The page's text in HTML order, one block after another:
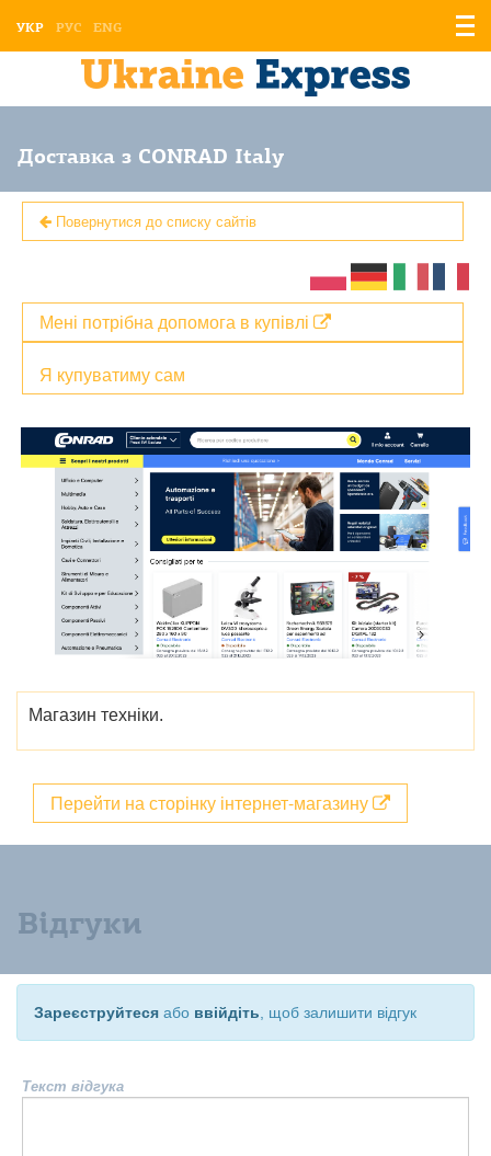
УКР РУС ENG
Доставка з CONRAD Italy
Повернутися до списку сайтів
Я купуватиму сам
Мені потрібна допомога в купівлі
Магазин техніки.
Перейти на сторінку інтернет-магазину
Відгуки
Зареєструйтеся або ввійдіть , щоб залишити відгук
Текст відгука